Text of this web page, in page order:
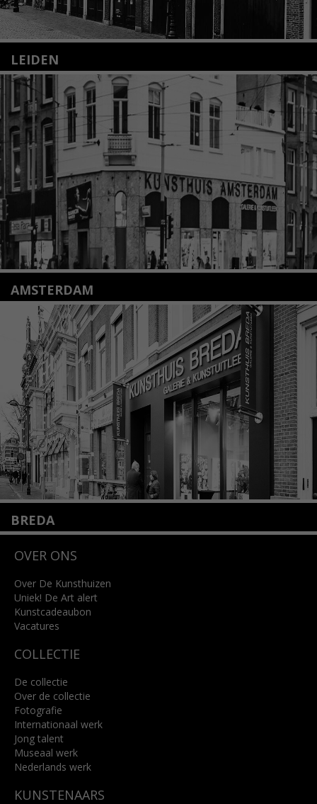
LEIDEN
Nieuwstraat 35
2312 KA Leiden
+31(0)71 – 52 84 480
info@kunsthuisleiden.nl
Lees meer
AMSTERDAM
Amstelveenseweg 135
1075 VX Amsterdam
+31 (0)20 2332546
info@kunsthuisamsterdam.nl
Lees meer
BREDA
4818 SB Breda
info@kunsthuisbreda.nl
Lees meer
OVER ONS
Over De Kunsthuizen
Uniek! De Art alert
Kunstcadeaubon
Vacatures
COLLECTIE
De collectie
Over de collectie
Fotografie
Internationaal werk
Jong talent
Museaal werk
Nederlands werk
KUNSTENAARS